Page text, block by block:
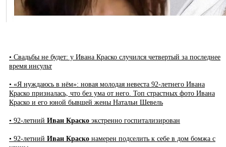
• Свадьбы не будет: у Ивана Краско случился четвертый за последнее
время инсульт
• «Я нуждаюсь в нём»: новая молодая невеста 92-летнего Ивана
Краско призналась, что без ума от него. Топ страстных фото Ивана
Краско и его юной бывшей жены Натальи Шевель
• 92-летний Иван Краско экстренно госпитализирован
• 92-летний Иван Краско намерен подселить к себе в дом бомжа с